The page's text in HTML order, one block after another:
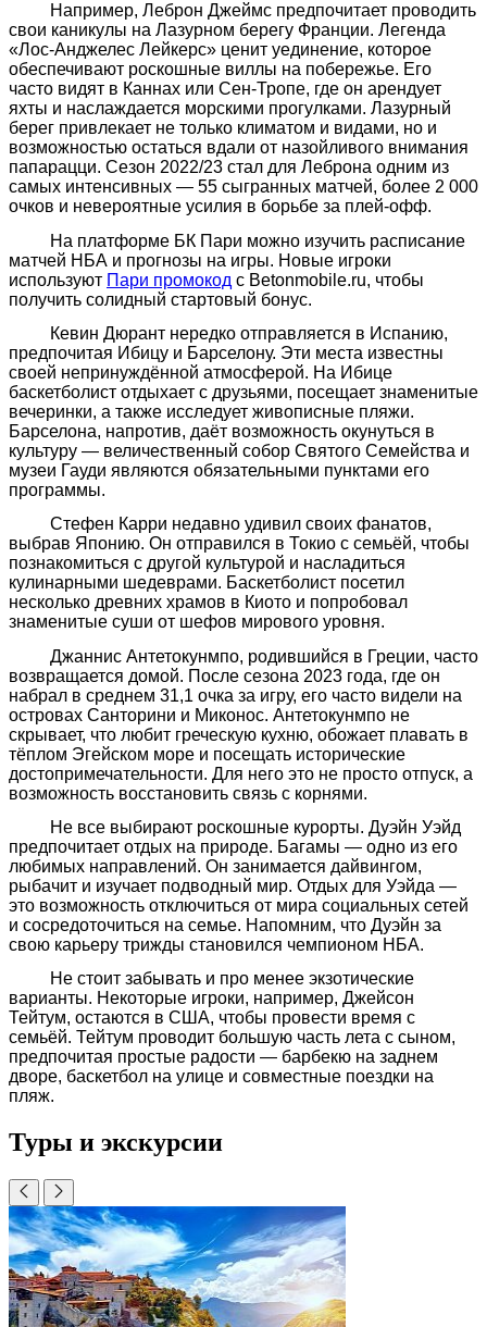
Например, Леброн Джеймс предпочитает проводить
свои каникулы на Лазурном берегу Франции. Легенда
«Лос-Анджелес Лейкерс» ценит уединение, которое
обеспечивают роскошные виллы на побережье. Его
часто видят в Каннах или Сен-Тропе, где он арендует
яхты и наслаждается морскими прогулками. Лазурный
берег привлекает не только климатом и видами, но и
возможностью остаться вдали от назойливого внимания
папарацци. Сезон 2022/23 стал для Леброна одним из
самых интенсивных — 55 сыгранных матчей, более 2 000
очков и невероятные усилия в борьбе за плей-офф.
На платформе БК Пари можно изучить расписание
матчей НБА и прогнозы на игры. Новые игроки
используют Пари промокод с Betonmobile.ru, чтобы
получить солидный стартовый бонус.
Кевин Дюрант нередко отправляется в Испанию,
предпочитая Ибицу и Барселону. Эти места известны
своей непринуждённой атмосферой. На Ибице
баскетболист отдыхает с друзьями, посещает знаменитые
вечеринки, а также исследует живописные пляжи.
Барселона, напротив, даёт возможность окунуться в
культуру — величественный собор Святого Семейства и
музеи Гауди являются обязательными пунктами его
программы.
Стефен Карри недавно удивил своих фанатов,
выбрав Японию. Он отправился в Токио с семьёй, чтобы
познакомиться с другой культурой и насладиться
кулинарными шедеврами. Баскетболист посетил
несколько древних храмов в Киото и попробовал
знаменитые суши от шефов мирового уровня.
Джаннис Антетокунмпо, родившийся в Греции, часто
возвращается домой. После сезона 2023 года, где он
набрал в среднем 31,1 очка за игру, его часто видели на
островах Санторини и Миконос. Антетокунмпо не
скрывает, что любит греческую кухню, обожает плавать в
тёплом Эгейском море и посещать исторические
достопримечательности. Для него это не просто отпуск, а
возможность восстановить связь с корнями.
Не все выбирают роскошные курорты. Дуэйн Уэйд
предпочитает отдых на природе. Багамы — одно из его
любимых направлений. Он занимается дайвингом,
рыбачит и изучает подводный мир. Отдых для Уэйда —
это возможность отключиться от мира социальных сетей
и сосредоточиться на семье. Напомним, что Дуэйн за
свою карьеру трижды становился чемпионом НБА.
Не стоит забывать и про менее экзотические
варианты. Некоторые игроки, например, Джейсон
Тейтум, остаются в США, чтобы провести время с
семьёй. Тейтум проводит большую часть лета с сыном,
предпочитая простые радости — барбекю на заднем
дворе, баскетбол на улице и совместные поездки на
пляж.
Туры и экскурсии